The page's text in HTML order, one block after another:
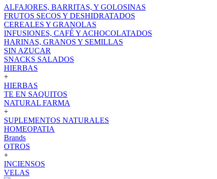
ALFAJORES, BARRITAS, Y GOLOSINAS
FRUTOS SECOS Y DESHIDRATADOS
CEREALES Y GRANOLAS
INFUSIONES, CAFÉ Y ACHOCOLATADOS
HARINAS, GRANOS Y SEMILLAS
SIN AZUCAR
SNACKS SALADOS
HIERBAS
+
HIERBAS
TE EN SAQUITOS
NATURAL FARMA
+
SUPLEMENTOS NATURALES
HOMEOPATIA
Brands
OTROS
+
INCIENSOS
VELAS